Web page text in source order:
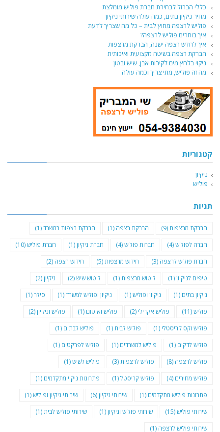
כללי הברזל לבחירת חברת פוליש מומלצת
מחיר ניקיון בתים, כמה עולה שירותי ניקיון
פוליש לרצפה מחוץ לבית – כל מה שצריך לדעת
איך בוחרים פוליש לרצפה?
איך לחדש רצפה ישנה, הברקת מרצפות
הברקת רצפה בשיטה מקצועית ואיכותית
ניקוי בלחץ מים לקירות אבן, שיש ובטון
מה זה פוליש, מתי צריך וכמה עולה
קטגוריות
ניקיון
פוליש
תגיות
הברקת מרצפות(9) הברקת רצפה (1) הברקת רצפות במשרד(1)
חברה לפוליש(4) חברות פוליש(4) חברת ניקיון(1) חברת פוליש(10)
חברת פוליש לרצפה (3) חידוש מרצפות(5) חידוש רצפה (2)
טיפים לניקיון(1) ליטוש מרצפות(1) ליטוש שיש(2) ניקיון(2)
ניקיון בתים (1) ניקיון ופוליש(1) ניקיון ופוליש למשרד(1) סילר(1)
פוליש(11) פוליש אקרילי (2) פוליש ואיטום (1) פוליש וניקיון(2)
פוליש וקס קריסטלי (1) פוליש לבית(1) פוליש לבתים (1)
פוליש לדקים (1) פוליש למשרדים (1) פוליש לפרקטים (1)
פוליש לרצפה (8) פוליש לרצפות(3) פוליש לשיש(1)
פוליש מחירים (4) פוליש קריסטל(1) פתרונות ניקוי מתקדמים (1)
פתרונות פוליש מתקדמים (1) שירותי ניקיון(6) שירותי ניקיון ופוליש(1)
שירותי פוליש(15) שירותי פוליש וניקיון(1) שירותי פוליש לבית(1)
שירותי פוליש לרצפה (1)